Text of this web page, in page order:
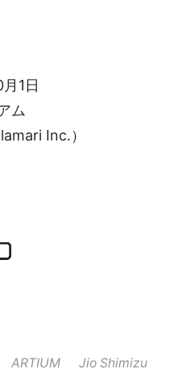
1日
ム
Inc.）
ARTIUM Jio Shimizu